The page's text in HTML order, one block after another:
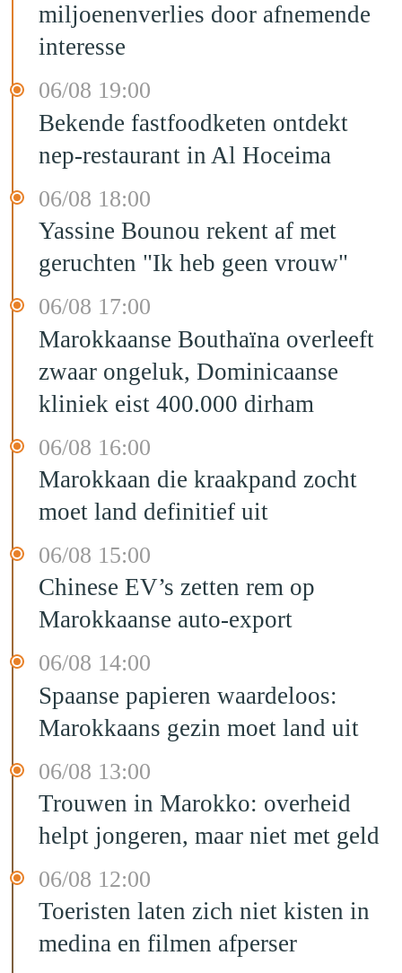
miljoenenverlies door afnemende
interesse
06/08 19:00
Bekende fastfoodketen ontdekt
nep-restaurant in Al Hoceima
06/08 18:00
Yassine Bounou rekent af met
geruchten "Ik heb geen vrouw"
06/08 17:00
Marokkaanse Bouthaïna overleeft
zwaar ongeluk, Dominicaanse
kliniek eist 400.000 dirham
06/08 16:00
Marokkaan die kraakpand zocht
moet land definitief uit
06/08 15:00
Chinese EV’s zetten rem op
Marokkaanse auto-export
06/08 14:00
Spaanse papieren waardeloos:
Marokkaans gezin moet land uit
06/08 13:00
Trouwen in Marokko: overheid
helpt jongeren, maar niet met geld
06/08 12:00
Toeristen laten zich niet kisten in
medina en filmen afperser